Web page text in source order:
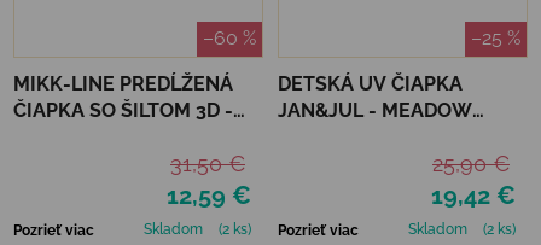
–60 %
MIKK-LINE PREDĹŽENÁ
ČIAPKA SO ŠILTOM 3D -
12,59 €
31,50 €
Pozrieť viac Skladom
(2 ks)
–25 %
DETSKÁ UV ČIAPKA
JAN&JUL - MEADOW
19,42 €
25,90 €
Pozrieť viac Skladom
(2 ks)